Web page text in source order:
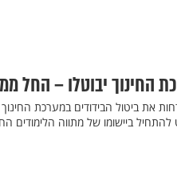
החינוך יבוטלו – החל
את ביטול הבידודים במערכת
ביישומו של מתווה